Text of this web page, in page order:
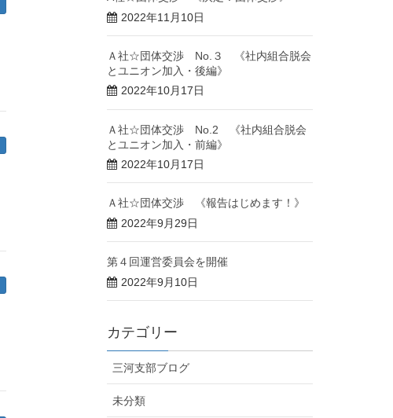
2022年11月10日
Ａ社☆団体交渉 No.３ 《社内組合脱会
とユニオン加入・後編》
2022年10月17日
Ａ社☆団体交渉 No.2 《社内組合脱会
とユニオン加入・前編》
2022年10月17日
Ａ社☆団体交渉 《報告はじめます！》
2022年9月29日
第４回運営委員会を開催
2022年9月10日
カテゴリー
三河支部ブログ
未分類